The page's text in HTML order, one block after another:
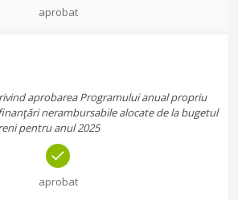
aprobat
aprobarea Programului anual propriu
nerambursabile alocate de la bugetul
pentru anul 2025
aprobat